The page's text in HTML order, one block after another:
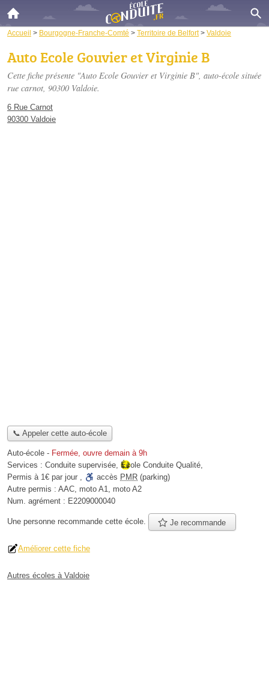
Accueil > Bourgogne-Franche-Comté > Territoire de Belfort> Valdoie
Auto Ecole Gouvier et Virginie B
Cette fiche présente "Auto Ecole Gouvier et Virginie B", auto-école située
rue carnot, 90300 Valdoie.
6 Rue Carnot
90300 Valdoie
📞 Appeler cette auto-école
Auto-école - Fermée, ouvre demain à 9h
Services : Conduite supervisée, École Conduite Qualité,
Permis à 1€ par jour , accès PMR (parking)
Autre permis : AAC, moto A1, moto A2
Num. agrément : E2209000040
Une personne recommande cette école. Je recommande
Améliorer cette fiche
Autres écoles à Valdoie